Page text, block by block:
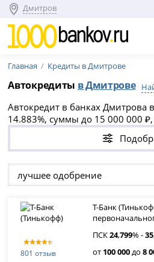
Дмитров
Главная Кредиты в Дмитрове
Автокредиты в Дмитрове
Автокредит в банках Дмитрова
14.883%, суммы до 15 000 000 ₽,
выгодное предложение на
авто, оформите онлайн-заявку
уже сегодня. Доступны кредиты
взноса и рефинансирование
лучшее одобрение
801 отзыв
Т-Банк
ПСК24,799% -35
от 100 000до8